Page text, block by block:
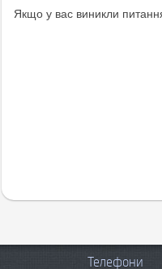
Якщо у вас виникли
Телефони